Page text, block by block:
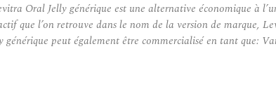
Oral Jelly générique est une alternative économique à
que l’on retrouve dans le nom de la version de marque,
peut également être commercialisé en tant que: